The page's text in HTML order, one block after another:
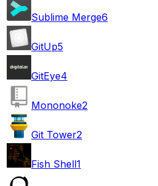
Sublime Merge6
GitUp5
GitEye4
Mononoke2
Git Tower2
Fish Shell1